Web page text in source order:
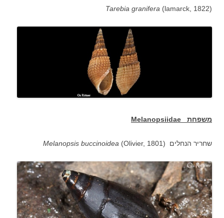
Tarebia granifera (lamarck, 1822)
משפחת Melanopsiidae
שחריר הנחלים ( Melanopsis buccinoidea (Olivier, 1801